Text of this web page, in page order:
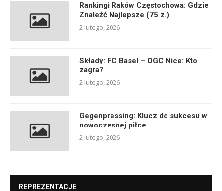
Rankingi Raków Częstochowa: Gdzie
Znaleźć Najlepsze (75 z.)
2 lutego, 2026
Składy: FC Basel – OGC Nice: Kto
zagra?
2 lutego, 2026
Gegenpressing: Klucz do sukcesu w
nowoczesnej piłce
2 lutego, 2026
REPREZENTACJE